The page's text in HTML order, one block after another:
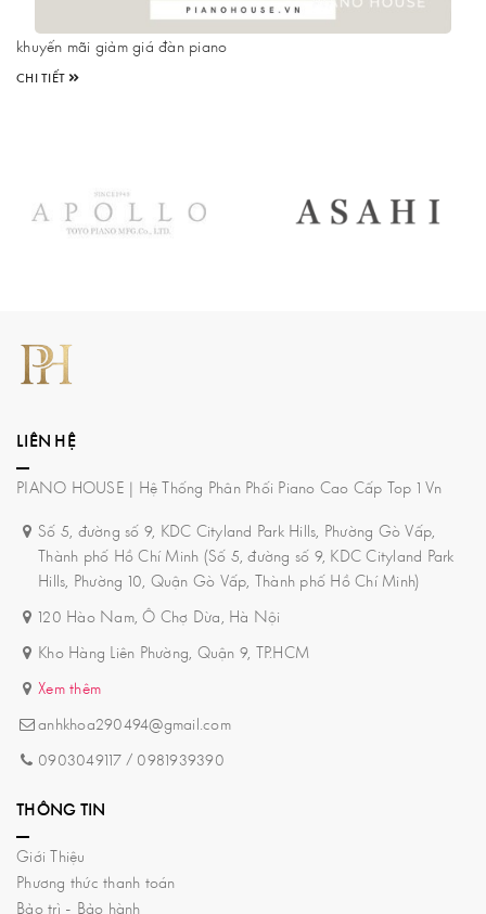
khuyến mãi giảm giá đàn piano
CHI TIẾT
LIÊN HỆ
PIANO HOUSE | Hệ Thống Phân Phối Piano Cao Cấp Top 1 Vn
Số 5, đường số 9, KDC Cityland Park Hills, Phường Gò Vấp,
Thành phố Hồ Chí Minh (Số 5, đường số 9, KDC Cityland Park
Hills, Phường 10, Quận Gò Vấp, Thành phố Hồ Chí Minh)
120 Hào Nam, Ô Chợ Dừa, Hà Nội
Kho Hàng Liên Phường, Quận 9, TP.HCM
Xem thêm
anhkhoa290494@gmail.com
0903049117 / 0981939390
THÔNG TIN
Giới Thiệu
Phương thức thanh toán
Bảo trì - Bảo hành